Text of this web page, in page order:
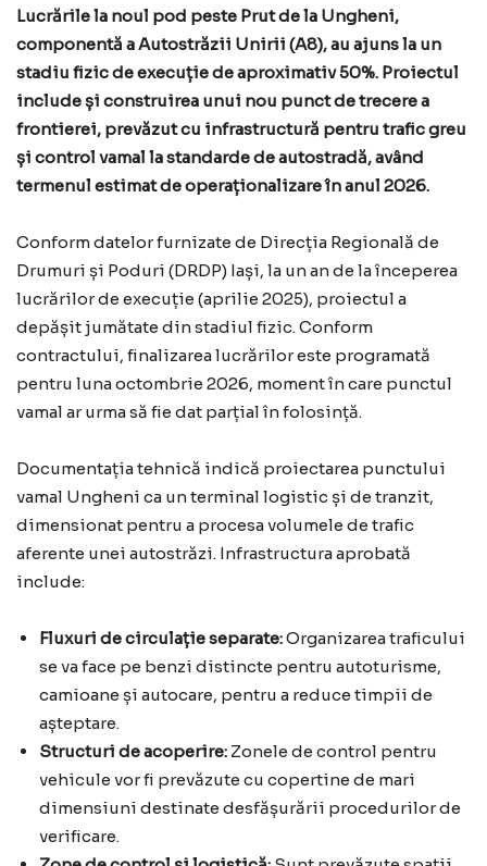
Lucrările la noul pod peste Prut de la Ungheni,
componentă a Autostrăzii Unirii (A8), au ajuns la un
stadiu fizic de execuție de aproximativ 50%. Proiectul
include și construirea unui nou punct de trecere a
frontierei, prevăzut cu infrastructură pentru trafic greu
și control vamal la standarde de autostradă, având
termenul estimat de operaționalizare în anul 2026.
Conform datelor furnizate de Direcția Regională de
Drumuri și Poduri (DRDP) Iași, la un an de la începerea
lucrărilor de execuție (aprilie 2025), proiectul a
depășit jumătate din stadiul fizic. Conform
contractului, finalizarea lucrărilor este programată
pentru luna octombrie 2026, moment în care punctul
vamal ar urma să fie dat parțial în folosință.
Documentația tehnică indică proiectarea punctului
vamal Ungheni ca un terminal logistic și de tranzit,
dimensionat pentru a procesa volumele de trafic
aferente unei autostrăzi. Infrastructura aprobată
include:
Fluxuri de circulație separate:Organizarea traficului
se va face pe benzi distincte pentru autoturisme,
camioane și autocare, pentru a reduce timpii de
așteptare.
Structuri de acoperire: Zonele de control pentru
vehicule vor fi prevăzute cu copertine de mari
dimensiuni destinate desfășurării procedurilor de
verificare.